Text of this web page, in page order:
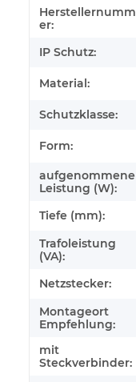
Herstellernumm
er:
IP Schutz:
Material:
Schutzklasse:
Form:
aufgenommene
Leistung (W):
Tiefe (mm):
Trafoleistung
(VA):
Netzstecker:
Montageort
Empfehlung:
mit
Steckverbinder: